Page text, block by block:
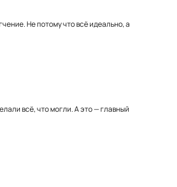
Не потому что всё идеально, а
всё, что могли. А это — главный